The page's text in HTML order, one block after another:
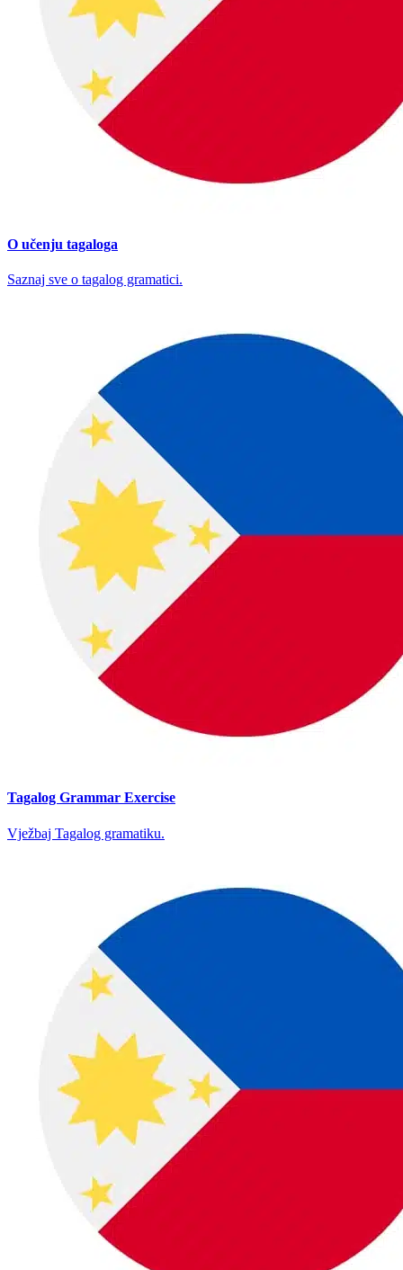
O učenju tagaloga
Saznaj sve o tagalog gramatici.
Tagalog Grammar Exercise
Vježbaj Tagalog gramatiku.